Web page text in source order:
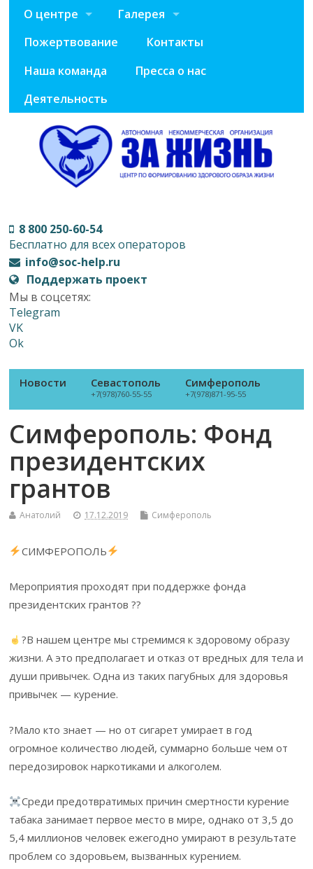
О центре
Галерея
Пожертвование
Контакты
Наша команда
Пресса о нас
Деятельность
8 800 250-60-54
Бесплатно для всех операторов
info@soc-help.ru
Поддержать проект
Мы в соцсетях:
Telegram
VK
Ok
Новости Севастополь
+7(978)760-55-55
Симферополь
+7(978)871-95-55
Симферополь: Фонд
президентских
грантов
Анатолий 17.12.2019 Симферополь
СИМФЕРОПОЛЬ
Мероприятия проходят при поддержке фонда
президентских грантов ??
?В нашем центре мы стремимся к здоровому образу
жизни. А это предполагает и отказ от вредных для тела и
души привычек. Одна из таких пагубных для здоровья
привычек — курение.
?Мало кто знает — но от сигарет умирает в год
огромное количество людей, суммарно больше чем от
передозировок наркотиками и алкоголем.
Среди предотвратимых причин смертности курение
табака занимает первое место в мире, однако от 3,5 до
5,4 миллионов человек ежегодно умирают в результате
проблем со здоровьем, вызванных курением.